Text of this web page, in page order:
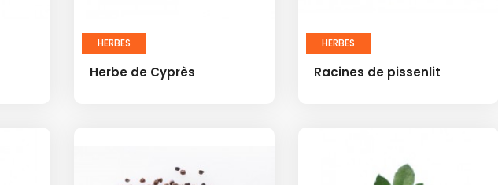
HERBES
Herbe de Cyprès
HERBES
Racines de pissenlit